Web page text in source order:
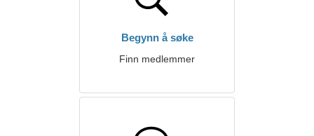
Begynn å søke
Finn medlemmer